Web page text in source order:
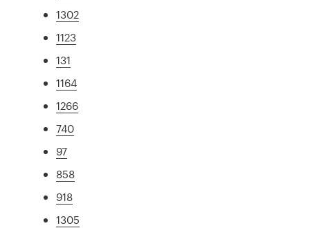
1302
1123
131
1164
1266
740
97
858
918
1305